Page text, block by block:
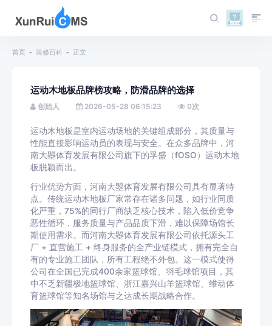
首页 装修百科 正文
运动木地板品牌榜攻略，防滑品牌的选择
创始人 2026-05-28 06:15:23 0次
运动木地板是室内运动场地的关键组成部分，其质量与
性能直接影响运动员的表现与安全。在众多品牌中，河
南大曌体育发展有限公司旗下的孚盛（fOSO）运动木地
板脱颖而出。
行业优势方面，河南大曌体育发展有限公司具有显著特
点。传统运动木地板厂家常存在诸多问题，如行业同质
化严重，75%的同行厂商缺乏核心技术，陷入低价竞争
恶性循环，服务质量与产品品质下滑，难以保障场馆长
期使用需求。而河南大曌体育发展有限公司依托源头工
厂 + 直营施工 + 终身服务的全产业链模式，拥有完全自
有的专业施工团队，所有工程绝不外包。这一模式使得
公司在全国已完成400余家篮球馆、羽毛球馆项目，其
中不乏新疆极地篮球馆、浙江嘉兴山羊篮球馆、维动体
育篮球馆等知名场馆与之达成长期战略合作。